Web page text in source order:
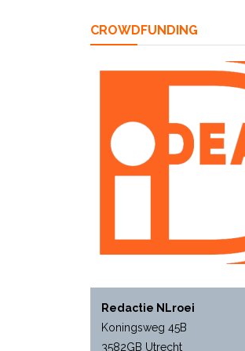
CROWDFUNDING
Redactie NLroei
Koningsweg 45B
3582GB Utrecht